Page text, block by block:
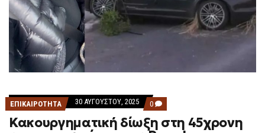
ΕΠΙΚΑΙΡΟΤΗΤΑ 30 ΑΥΓΟΎΣΤΟΥ, 2025 0 COMMENTS
ON
ΚΑΚΟΥΡΓΗΜΑΤΙΚΉ
ΔΊΩΞΗ
Κακουργηματική δίωξη στη 45χρονη